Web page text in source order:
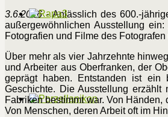
3.6.2026- Anlässlich des 600.-
außergewöhnlichen Ausstellung
Fotografien und Filme des
Über mehr als vier Jahrzehnte
und Arbeiter aus Oberfranken, der
geprägt haben. Entstanden ist ein
Geschichte. Die Ausstellung
Fabriken bestimmt war. Von
Von Menschen, deren Arbeit oft im